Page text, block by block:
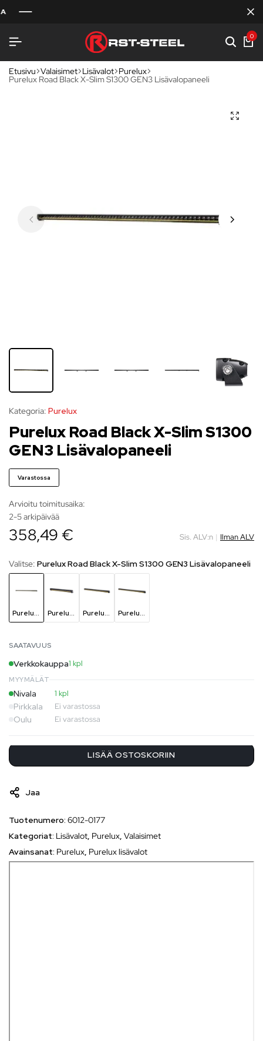
0
Etusivu Valaisimet Lisävalot Purelux
Purelux Road Black X-Slim S1300 GEN3 Lisävalopaneeli
Kategoria: Purelux
Purelux Road Black X-Slim S1300
GEN3 Lisävalopaneeli
Varastossa
Arvioitu toimitusaika:
2-5 arkipäivää
358,49 € Sis. ALV:n | Ilman ALV
Valitse: Purelux Road Black X-Slim S1300 GEN3 Lisävalopaneeli
Purelux Road Black X-Slim S1300 GEN3 Lisävalopaneeli Purelux Road Black X-Slim S520 (Gen3) LED-Lisävalopaneeli Purelux Road Black X-Slim S800 GEN3 Lisävalopaneeli Purelux Road Black X-Slim S1000 GEN3 Lisävalopaneeli
SAATAVUUS
Verkkokauppa1 kpl
MYYMÄLÄT
Nivala 1 kpl
Pirkkala Ei varastossa
Oulu Ei varastossa
LISÄÄ OSTOSKORIIN
Jaa
Tuotenumero: 6012-0177
Kategoriat: Lisävalot, Purelux, Valaisimet
Avainsanat: Purelux, Purelux lisävalot